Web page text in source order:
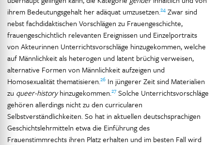
ihrem Bedeutungsgehalt her adäquat umzusetzen.24 Zwar sind
nebst fachdidaktischen Vorschlägen zu Frauengeschichte,
frauengeschichtlich relevanten Ereignissen und Einzelportraits
von Akteurinnen Unterrichtsvorschläge hinzugekommen, welche
auf Männlichkeit als heterogen und latent brüchig verweisen,
alternative Formen von Männlichkeit aufzeigen und
Homosexualität thematisieren.26 In jüngerer Zeit sind Materialien
zu queer-historyhinzugekommen.27 Solche Unterrichtsvorschläge
gehören allerdings nicht zu den curricularen
Selbstverständlichkeiten. So hat in aktuellen deutschsprachigen
Geschichtslehrmitteln etwa die Einführung des
Frauenstimmrechts ihren Platz erhalten und im besten Fall wird